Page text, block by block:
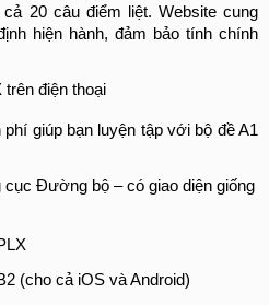
20 câu điểm liệt. Website cung
hiện hành, đảm bảo tính chính
điện thoại
giúp bạn luyện tập với bộ đề A1
cục Đường bộ – có giao diện giống
(cho cả iOS và Android)